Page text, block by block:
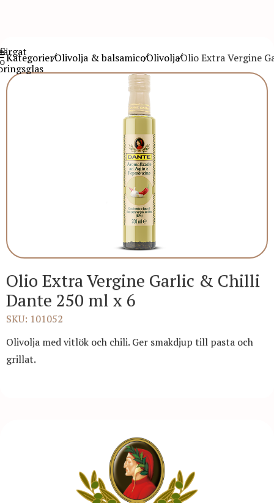
KategorierOlivolja & balsamicoOlivoljaOlio Extra Vergine
Olio Extra Vergine Garlic & Chilli
Dante 250 ml x 6
SKU: 101052
Olivolja med vitlök och chili. Ger smakdjup till pasta och
grillat.